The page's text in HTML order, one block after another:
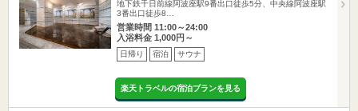
地下鉄千日前線阿波座駅9番出口徒歩5分、中央線阿波座駅
3番出口徒歩8…
営業時間 11:00～24:00
入浴料金 1,000円～
日帰り 宿泊 サウナ
楽天トラベルの宿泊プランを見る